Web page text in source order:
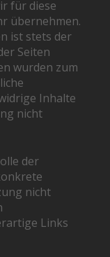
für diese
übernehmen.
ist stets der
Seiten
wurden zum
Inhalte
nicht
der
nicht
Links